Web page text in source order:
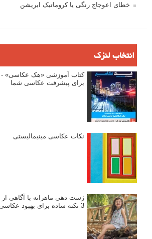
خطای اعوجاج رنگی یا کروماتیک ابریشن
انتخاب لنزک
کتاب آموزشی «هک عکاسی» -
برای پیشرفت عکاسی شما
نکات عکاسی مینیمالیستی
ژست دهی ماهرانه با آگاهی
3 نکته ساده برای بهبود عکاسی پرتره